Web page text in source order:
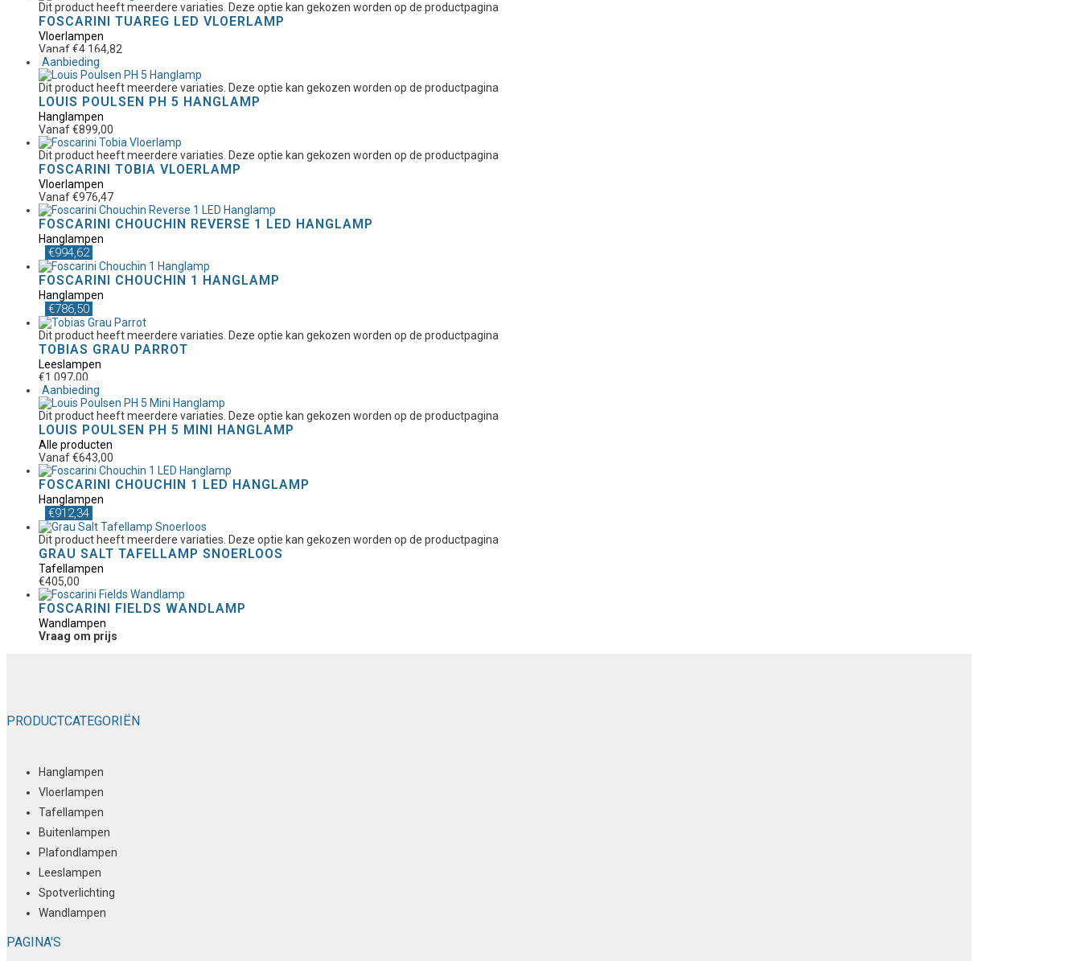
Dit product heeft meerdere variaties. Deze optie kan gekozen worden op de productpagina
FOSCARINI TUAREG LED VLOERLAMP
Vloerlampen
Vanaf€4.164,82
Aanbieding
Dit product heeft meerdere variaties. Deze optie kan gekozen worden op de productpagina
LOUIS POULSEN PH 5 HANGLAMP
Hanglampen
Vanaf€899,00
Dit product heeft meerdere variaties. Deze optie kan gekozen worden op de productpagina
FOSCARINI TOBIA VLOERLAMP
Vloerlampen
Vanaf€976,47
FOSCARINI CHOUCHIN REVERSE 1 LED HANGLAMP
Hanglampen
€994,62
FOSCARINI CHOUCHIN 1 HANGLAMP
Hanglampen
€786,50
Dit product heeft meerdere variaties. Deze optie kan gekozen worden op de productpagina
TOBIAS GRAU PARROT
Leeslampen
€1.097,00
Aanbieding
Dit product heeft meerdere variaties. Deze optie kan gekozen worden op de productpagina
LOUIS POULSEN PH 5 MINI HANGLAMP
Alle producten
Vanaf€643,00
FOSCARINI CHOUCHIN 1 LED HANGLAMP
Hanglampen
€912,34
Dit product heeft meerdere variaties. Deze optie kan gekozen worden op de productpagina
GRAU SALT TAFELLAMP SNOERLOOS
Tafellampen
€405,00
FOSCARINI FIELDS WANDLAMP
Wandlampen
Vraag om prijs
PRODUCTCATEGORIËN
Hanglampen
Vloerlampen
Tafellampen
Buitenlampen
Plafondlampen
Leeslampen
Spotverlichting
Wandlampen
PAGINA'S